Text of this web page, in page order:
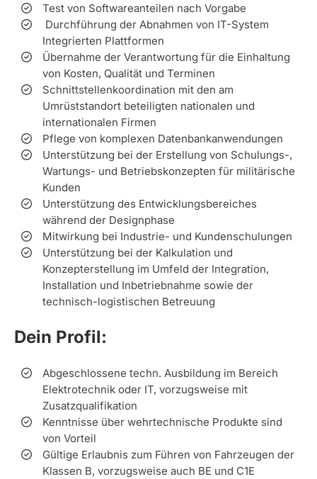
Test von Softwareanteilen nach Vorgabe
Durchführung der Abnahmen von IT-System
Integrierten Plattformen
Übernahme der Verantwortung für die Einhaltung
von Kosten, Qualität und Terminen
Schnittstellenkoordination mit den am
Umrüststandort beteiligten nationalen und
internationalen Firmen
Pflege von komplexen Datenbankanwendungen
Unterstützung bei der Erstellung von Schulungs-,
Wartungs- und Betriebskonzepten für militärische
Kunden
Unterstützung des Entwicklungsbereiches
während der Designphase
Mitwirkung bei Industrie- und Kundenschulungen
Unterstützung bei der Kalkulation und
Konzepterstellung im Umfeld der Integration,
Installation und Inbetriebnahme sowie der
technisch-logistischen Betreuung
Dein Profil:
Abgeschlossene techn. Ausbildung im Bereich
Elektrotechnik oder IT, vorzugsweise mit
Zusatzqualifikation
Kenntnisse über wehrtechnische Produkte sind
von Vorteil
Gültige Erlaubnis zum Führen von Fahrzeugen der
Klassen B, vorzugsweise auch BE und C1E